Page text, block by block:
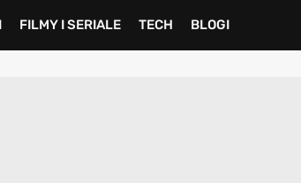
FILMY I SERIALE TECH BLOGI